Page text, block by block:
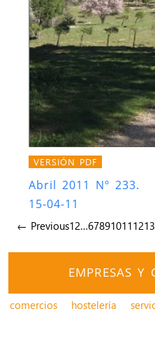
VERSIÓN PDF
Abril 2011 Nº 233.
15-04-11
← Previous12…678910111213
EMPRESAS Y
comercios hostelería